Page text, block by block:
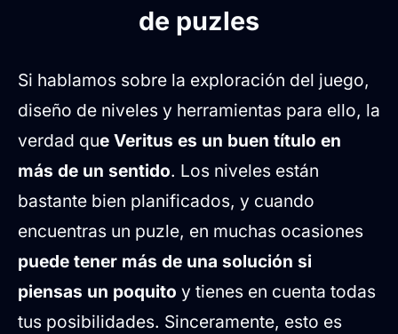
de puzles
Si hablamos sobre la exploración del juego,
diseño de niveles y herramientas para ello, la
verdad que Veritus es un buen título en
más de un sentido. Los niveles están
bastante bien planificados, y cuando
encuentras un puzle, en muchas ocasiones
puede tener más de una solución si
piensas un poquito y tienes en cuenta todas
tus posibilidades. Sinceramente, esto es